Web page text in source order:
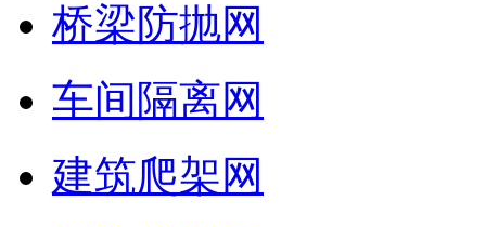
桥梁防抛网
车间隔离网
建筑爬架网